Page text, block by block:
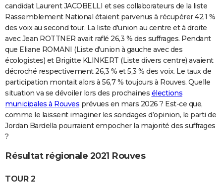
COPAINS D'AVANT
S'inscrire
Se connecter
Lycées
Collèges
Primaires
Universités
Entreprises
Service militaire
Avis de recherche
AVIS DE DÉCÈS
FORUM
Bricolage
Lifestyle
Culture
Sport
Auto
Television
Voyage
Cinema
candidat Laurent JACOBELLI et ses collaborateurs de la liste
Rassemblement National étaient parvenus à récupérer 42,1 %
des voix au second tour. La liste d'union au centre et à droite
avec Jean ROTTNER avait raflé 26,3 % des suffrages. Pendant
que Eliane ROMANI (Liste d'union à gauche avec des
écologistes) et Brigitte KLINKERT (Liste divers centre) avaient
décroché respectivement 26,3 % et 5,3 % des voix. Le taux de
participation montait alors à 56,7 % toujours à Rouves. Quelle
situation va se dévoiler lors des prochaines élections
municipales à Rouves prévues en mars 2026 ? Est-ce que,
comme le laissent imaginer les sondages d’opinion, le parti de
Jordan Bardella pourraient empocher la majorité des suffrages
?
Résultat régionale 2021 Rouves
TOUR 2